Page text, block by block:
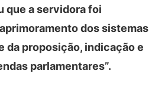
que a servidora foi
dos sistemas
da proposição, indicação e
parlamentares”.